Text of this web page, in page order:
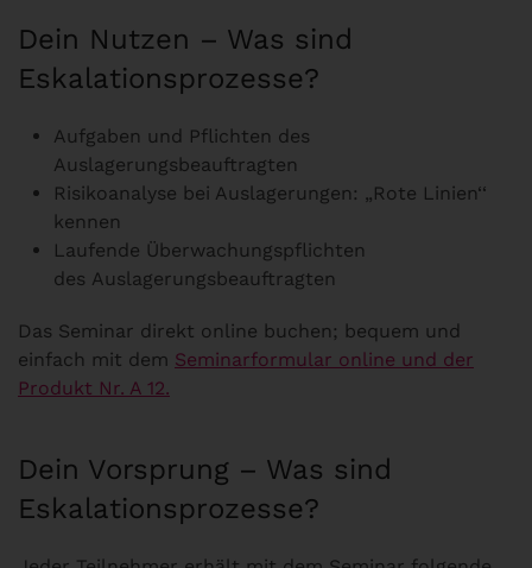
Dein Nutzen – Was sind
Eskalationsprozesse?
Aufgaben und Pflichten des
Auslagerungsbeauftragten
Risikoanalyse bei Auslagerungen: „Rote Linien‘‘
kennen
Laufende Überwachungspflichten
des Auslagerungsbeauftragten
Das Seminar direkt online buchen; bequem und
einfach mit dem Seminarformular online und der
Produkt Nr. A 12.
Dein Vorsprung – Was sind
Eskalationsprozesse?